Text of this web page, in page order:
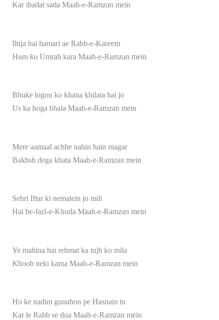
Kar ibadat sada Maah-e-Ramzan mein
Iltija hai hamari ae Rabb-e-Kareem
Hum ko Umrah kara Maah-e-Ramzan mein
Bhuke logon ko khana khilata hai jo
Us ka hoga bhala Maah-e-Ramzan mein
Mere aamaal achhe nahin hain magar
Bakhsh dega khata Maah-e-Ramzan mein
Sehri Iftar ki nematein jo mili
Hai be-fazl-e-Khuda Maah-e-Ramzan mein
Ye mahina hai rehmat ka tujh ko mila
Khoob neki kama Maah-e-Ramzan mein
Ho ke nadim gunahon pe Hasnain tu
Kar le Rabb se dua Maah-e-Ramzan mein